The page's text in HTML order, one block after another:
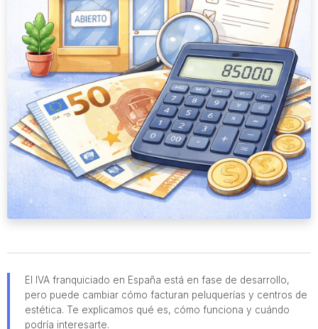
El IVA franquiciado en España está en fase de desarrollo,
pero puede cambiar cómo facturan peluquerías y centros de
estética. Te explicamos qué es, cómo funciona y cuándo
podría interesarte.